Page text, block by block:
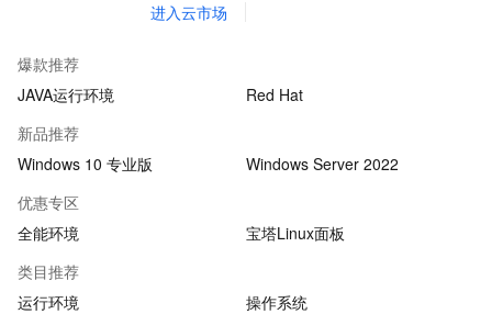
进入云市场
爆款推荐
JAVA运行环境
Red Hat
新品推荐
Windows 10 专业版
Windows Server 2022
优惠专区
全能环境
宝塔Linux面板
类目推荐
运行环境
操作系统